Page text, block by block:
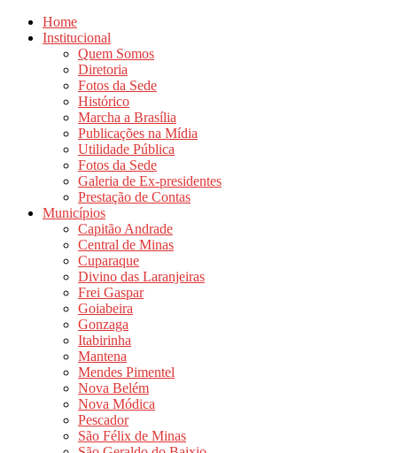
Home
Institucional
Quem Somos
Diretoria
Fotos da Sede
Histórico
Marcha a Brasília
Publicações na Mídia
Utilidade Pública
Fotos da Sede
Galeria de Ex-presidentes
Prestação de Contas
Municípios
Capitão Andrade
Central de Minas
Cuparaque
Divino das Laranjeiras
Frei Gaspar
Goiabeira
Gonzaga
Itabirinha
Mantena
Mendes Pimentel
Nova Belém
Nova Módica
Pescador
São Félix de Minas